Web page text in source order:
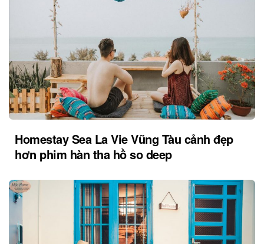
Homestay Sea La Vie Vũng Tàu cảnh đẹp
hơn phim hàn tha hồ so deep